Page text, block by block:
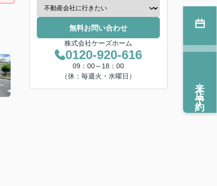
無料お問い合わせ
株式会社ケーズホーム
0120-920-616
09：00～18：00
（休：毎週火・水曜日）
来店予約